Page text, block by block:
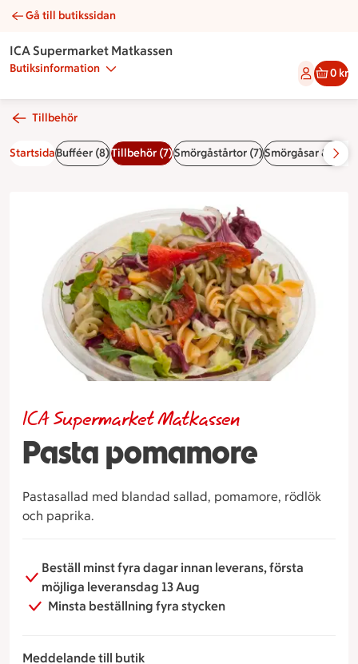
Pasta pomamore | Catering ICA Supermarket Matkassen
Gå till butikssidan
ICA Supermarket Matkassen
Butiksinformation 0 kr
Tillbehör
StartsidaBufféer (8)Tillbehör (7)Smörgåstårtor (7)Smörgåsar &
Pasta pomamore
ICA Supermarket Matkassen
Pastasallad med blandad sallad, pomamore, rödlök
och paprika.
Beställ minst fyra dagar innan leverans, första
möjliga leveransdag 13 Aug
Minsta beställning fyra stycken
Meddelande till butik